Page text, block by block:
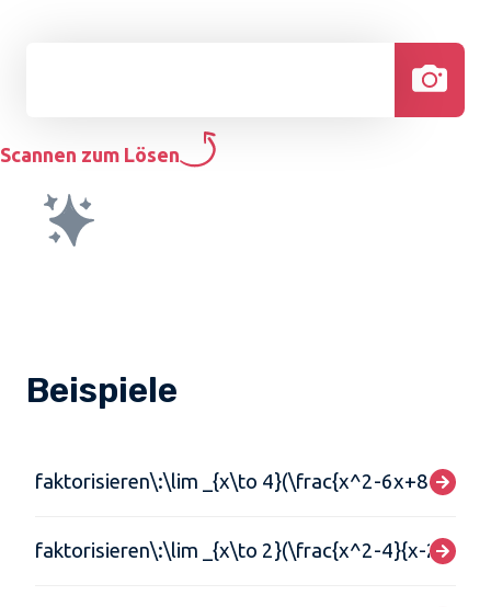
Scannen zum Lösen
Beispiele
faktorisieren\:\lim _{x\to 4}(\frac{x^2-6x+8}{x-4})
faktorisieren\:\lim _{x\to 2}(\frac{x^2-4}{x-2})